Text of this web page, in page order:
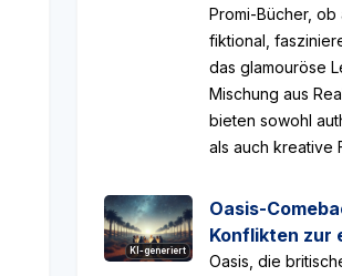
Promi-Bücher,
fiktional,
das glamouröse
Mischung aus
bieten sowohl
als auch kreative
KI-generiert
Oasis-
Konflikten zur
Oasis, die